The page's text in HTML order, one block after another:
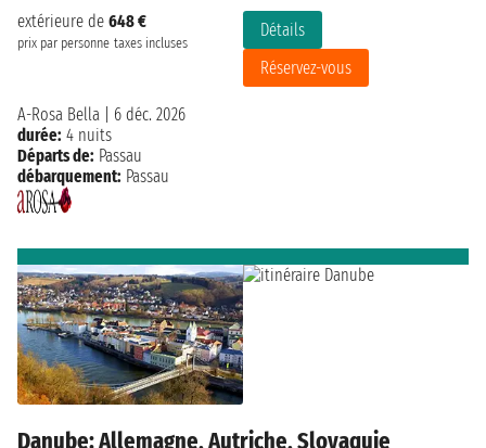
extérieure de 648 €
prix par personne taxes incluses
Détails
Réservez-vous
A-Rosa Bella
6 déc. 2026
durée: 4 nuits
Départs de: Passau
débarquement: Passau
Danube: Allemagne, Autriche, Slovaquie